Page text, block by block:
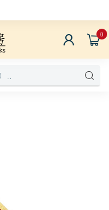
0